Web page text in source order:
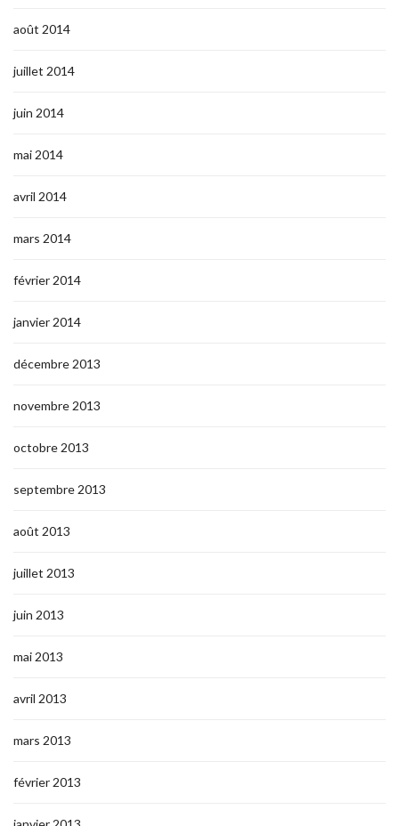
août 2014
juillet 2014
juin 2014
mai 2014
avril 2014
mars 2014
février 2014
janvier 2014
décembre 2013
novembre 2013
octobre 2013
septembre 2013
août 2013
juillet 2013
juin 2013
mai 2013
avril 2013
mars 2013
février 2013